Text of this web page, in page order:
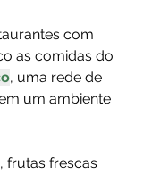
com
as comidas do
, uma rede de
um ambiente
frutas frescas